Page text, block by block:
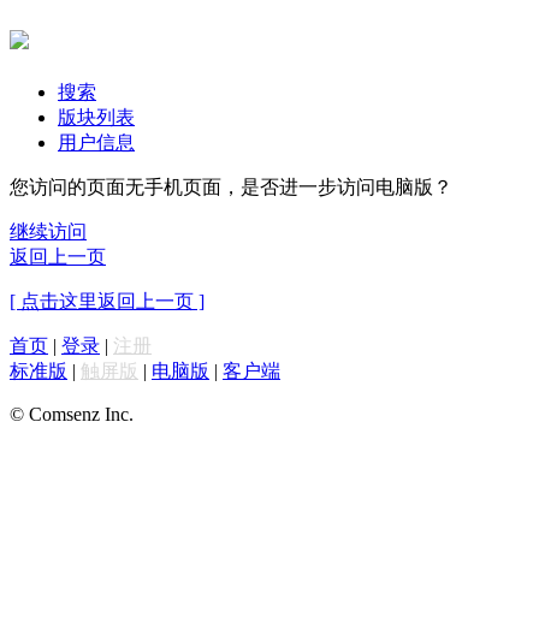
搜索
版块列表
用户信息
您访问的页面无手机页面，是否进一步访问电脑版？
继续访问
返回上一页
[ 点击这里返回上一页 ]
首页 | 登录 | 注册
标准版 | 触屏版 | 电脑版 | 客户端
© Comsenz Inc.